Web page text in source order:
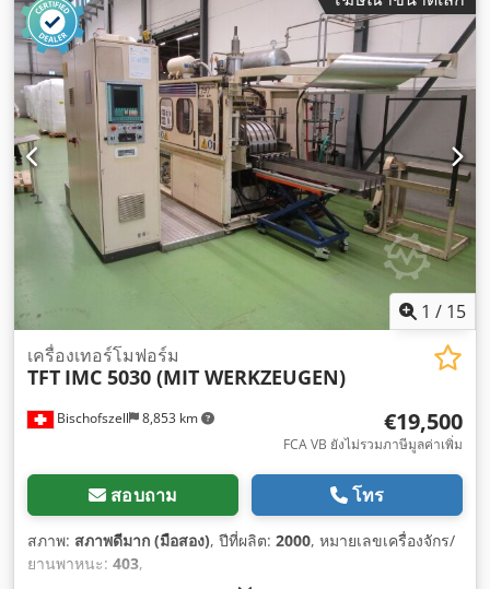
1 / 15
Bischofszell 8,853 km
เครื่องเทอร์โมฟอร์ม
TFT IMC 5030 (MIT WERKZEUGEN)
€19,500
FCA VB ยังไม่รวมภาษีมูลค่าเพิ่ม
สอบถาม โทร
สภาพ: สภาพดีมาก (มือสอง), ปีที่ผลิต: 2000, หมายเลขเครื่องจักร/
ยานพาหนะ: 403,